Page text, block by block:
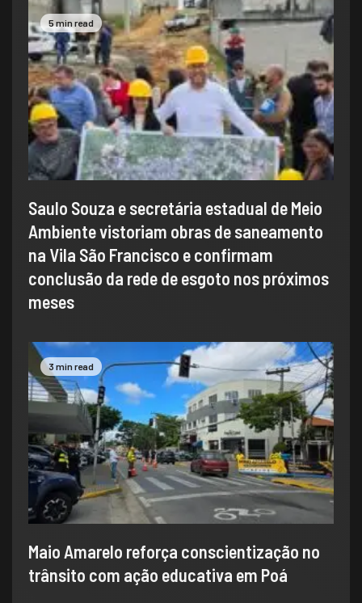
5 min read
Saulo Souza e secretária estadual de Meio
Ambiente vistoriam obras de saneamento
na Vila São Francisco e confirmam
conclusão da rede de esgoto nos próximos
meses
3 min read
Maio Amarelo reforça conscientização no
trânsito com ação educativa em Poá